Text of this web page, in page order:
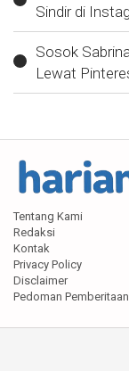
Sindir di
Sosok
Lewat
Tentang Kami
Redaksi
Kontak
Privacy Policy
Disclaimer
Pedoman Pemberitaan